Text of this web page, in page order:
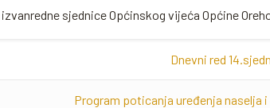
sjednice Općinskog vijeća Općine
Dnevni red
Program poticanja uređenja naselja